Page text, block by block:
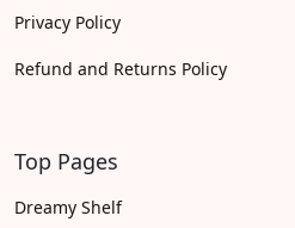
Privacy Policy
Refund and Returns Policy
Top Pages
Dreamy Shelf